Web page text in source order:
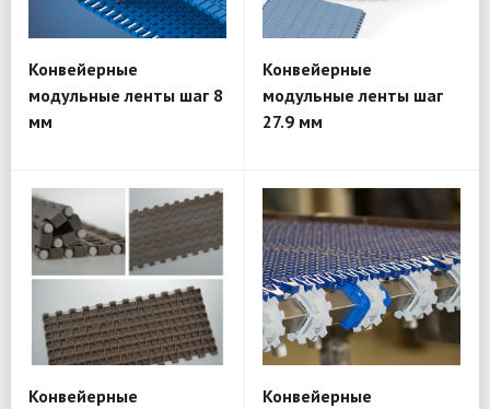
Конвейерные
модульные ленты шаг 8
мм
Конвейерные
модульные ленты шаг
27.9 мм
Конвейерные
Конвейерные